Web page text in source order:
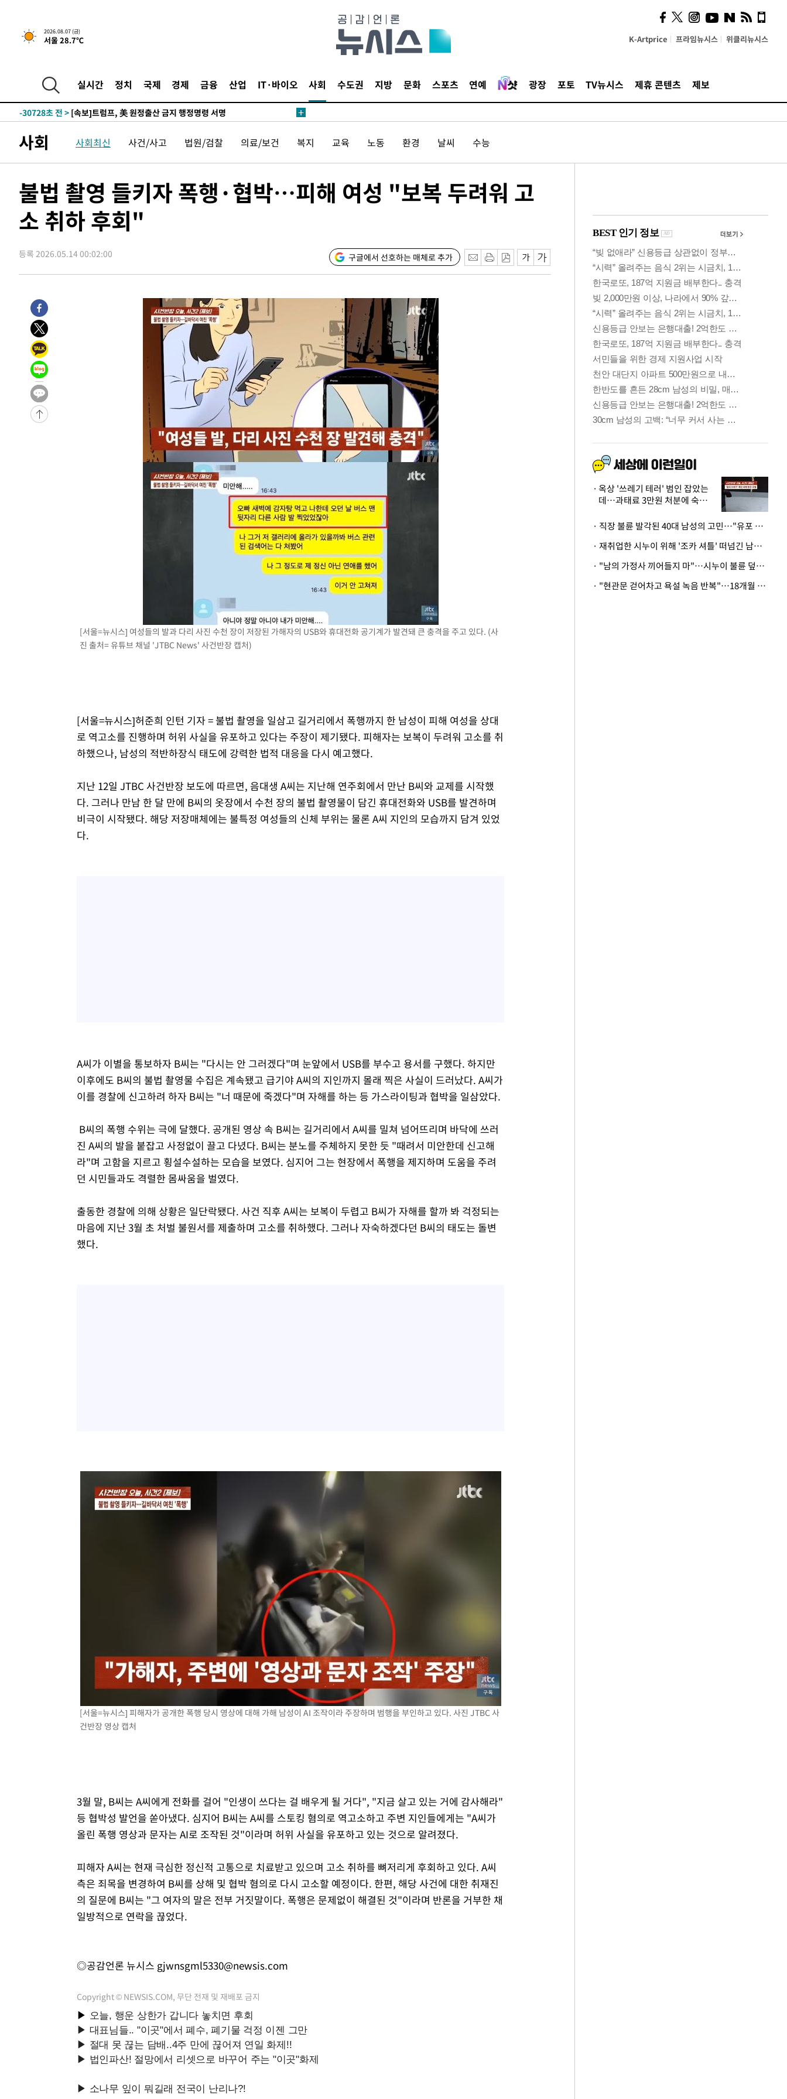
2026.08.07 (금)
서울 28.7℃ K-Artprice 프라임뉴시스 위클리뉴시스
실시간 정치 국제 경제 금융 산업 IT·바이오 사회 수도권 지방 문화 스포츠 연예 광장 포토 TV뉴시스 제휴 콘텐츠 제보
-28428초 전 >
[속보] 뉴욕증시, 일제 하락 마감…나스닥 0.06%↓
-30728초 전 >
-28428초 전 > [속보] 뉴욕증시, 일제 하락 마감…나스닥 0.06%↓
-28428초 전 >
[속보] 뉴욕증시, 일제 하락 마감…나스닥 0.06%↓
사회 사회최신 사건/사고 법원/검찰 의료/보건 복지 교육 노동 환경 날씨 수능
불법 촬영 들키자 폭행·협박…피해 여성 "보복 두려워 고
소 취하 후회"
등록 2026.05.14 00:02:00 구글에서 선호하는 매체로 추가
[서울=뉴시스] 여성들의 발과 다리 사진 수천 장이 저장된 가해자의 USB와 휴대전화 공기계가 발견돼 큰 충격을 주고 있다. (사
진 출처= 유튜브 채널 'JTBC News' 사건반장 캡처)
[서울=뉴시스]허준희 인턴 기자 = 불법 촬영을 일삼고 길거리에서 폭행까지 한 남성이 피해 여성을 상대
로 역고소를 진행하며 허위 사실을 유포하고 있다는 주장이 제기됐다. 피해자는 보복이 두려워 고소를 취
하했으나, 남성의 적반하장식 태도에 강력한 법적 대응을 다시 예고했다.
지난 12일 JTBC 사건반장 보도에 따르면, 음대생 A씨는 지난해 연주회에서 만난 B씨와 교제를 시작했
다. 그러나 만남 한 달 만에 B씨의 옷장에서 수천 장의 불법 촬영물이 담긴 휴대전화와 USB를 발견하며
비극이 시작됐다. 해당 저장매체에는 불특정 여성들의 신체 부위는 물론 A씨 지인의 모습까지 담겨 있었
다.
A씨가 이별을 통보하자 B씨는 "다시는 안 그러겠다"며 눈앞에서 USB를 부수고 용서를 구했다. 하지만
이후에도 B씨의 불법 촬영물 수집은 계속됐고 급기야 A씨의 지인까지 몰래 찍은 사실이 드러났다. A씨가
이를 경찰에 신고하려 하자 B씨는 "너 때문에 죽겠다"며 자해를 하는 등 가스라이팅과 협박을 일삼았다.
B씨의 폭행 수위는 극에 달했다. 공개된 영상 속 B씨는 길거리에서 A씨를 밀쳐 넘어뜨리며 바닥에 쓰러
진 A씨의 발을 붙잡고 사정없이 끌고 다녔다. B씨는 분노를 주체하지 못한 듯 "때려서 미안한데 신고해
라"며 고함을 지르고 횡설수설하는 모습을 보였다. 심지어 그는 현장에서 폭행을 제지하며 도움을 주려
던 시민들과도 격렬한 몸싸움을 벌였다.
출동한 경찰에 의해 상황은 일단락됐다. 사건 직후 A씨는 보복이 두렵고 B씨가 자해를 할까 봐 걱정되는
마음에 지난 3월 초 처벌 불원서를 제출하며 고소를 취하했다. 그러나 자숙하겠다던 B씨의 태도는 돌변
했다.
[서울=뉴시스] 피해자가 공개한 폭행 당시 영상에 대해 가해 남성이 AI 조작이라 주장하며 범행을 부인하고 있다. 사진 JTBC 사
건반장 영상 캡처
3월 말, B씨는 A씨에게 전화를 걸어 "인생이 쓰다는 걸 배우게 될 거다", "지금 살고 있는 거에 감사해라"
등 협박성 발언을 쏟아냈다. 심지어 B씨는 A씨를 스토킹 혐의로 역고소하고 주변 지인들에게는 "A씨가
올린 폭행 영상과 문자는 AI로 조작된 것"이라며 허위 사실을 유포하고 있는 것으로 알려졌다.
피해자 A씨는 현재 극심한 정신적 고통으로 치료받고 있으며 고소 취하를 뼈저리게 후회하고 있다. A씨
측은 죄목을 변경하여 B씨를 상해 및 협박 혐의로 다시 고소할 예정이다. 한편, 해당 사건에 대한 취재진
의 질문에 B씨는 "그 여자의 말은 전부 거짓말이다. 폭행은 문제없이 해결된 것"이라며 반론을 거부한 채
일방적으로 연락을 끊었다.
◎공감언론 뉴시스 gjwnsgml5330@newsis.com
Copyright © NEWSIS.COM, 무단 전재 및 재배포 금지
의견, 국토부·LH에 충실히
전달할 것"
옥상 '쓰레기 테러' 범인 잡았는
데…과태료 3만원 처분에 숙박업
· 직장 불륜 발각된 40대 남성의 고민…"유포 동료 명예훼손·협박죄 고소 가능할까"
· 재취업한 시누이 위해 '조카 셔틀' 떠넘긴 남편…아내 "난 못한다"
· "남의 가정사 끼어들지 마"…시누이 불륜 덮으려는 남편에 억울한 아내
· "현관문 걷어차고 욕설 녹음 반복"…18개월 아기 키우는 집 뒤흔든 '앞집의 비극'